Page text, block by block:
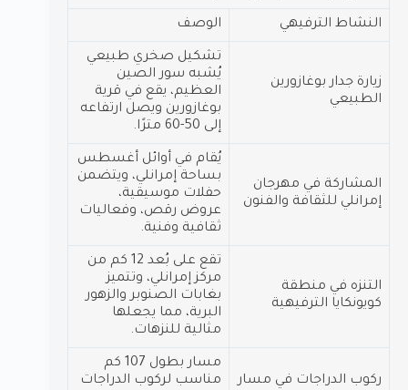
النشاط الترفيهي الوصف
زيارة جدار بوغازورين
الطبيعي
تشكيل صخري طبيعي
يُشبه سور الصين
العظيم، يقع في قرية
بوغازورين ويصل ارتفاعه
إلى 50-60 مترًا.
المشاركة في مهرجان
إمرانلي للثقافة والفنون
يُقام في أوائل أغسطس
بساحة إمرانلي، ويتضمن
حفلات موسيقية،
عروض رقص، وفعاليات
ثقافية وفنية.
التنزه في منطقة
كويونكايا الترفيهية
تقع على بُعد 12 كم من
مركز إمرانلي، وتتميز
بغابات الصنوبر والزهور
البرية، مما يجعلها
مثالية للنزهات.
ركوب الدراجات في مسار
مسار بطول 107 كم
مناسب لركوب الدراجات